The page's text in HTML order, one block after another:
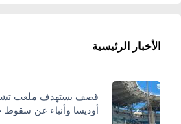
الأخبار الرئيسية
قصف يستهدف ملعب
أوديسا وأنباء عن